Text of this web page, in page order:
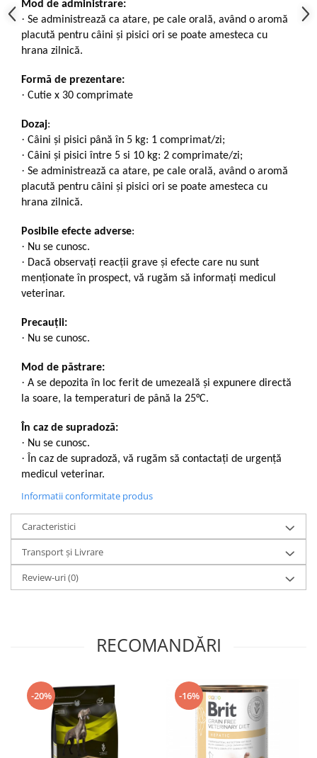
Mod de administrare:
· Se administrează ca atare, pe cale orală, având o aromă
placută pentru câini și pisici ori se poate amesteca cu
hrana zilnică.
Formă de prezentare:
· Cutie x 30 comprimate
Dozaj:
· Câini și pisici până în 5 kg: 1 comprimat/zi;
· Câini și pisici între 5 si 10 kg: 2 comprimate/zi;
· Se administrează ca atare, pe cale orală, având o aromă
placută pentru câini și pisici ori se poate amesteca cu
hrana zilnică.
Posibile efecte adverse:
· Nu se cunosc.
· Dacă observați reacții grave și efecte care nu sunt
menționate în prospect, vă rugăm să informați medicul
veterinar.
Precauții:
· Nu se cunosc.
Mod de păstrare:
· A se depozita în loc ferit de umezeală și expunere directă
la soare, la temperaturi de până la 25°C.
În caz de supradoză:
· Nu se cunosc.
·În caz de supradoză, vă rugăm să contactați de urgență
medicul veterinar.
Informatii conformitate produs
Caracteristici
Transport și Livrare
Review-uri(0)
RECOMANDĂRI
-20% -16%